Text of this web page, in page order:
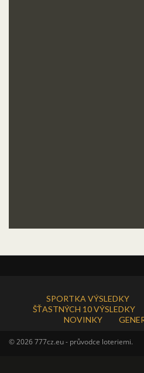
SPORTKA VÝSLEDKY
ŠŤASTNÝCH 10 VÝSLEDKY
NOVINKY
© 2026 777cz.eu - průvodce loteriemi.